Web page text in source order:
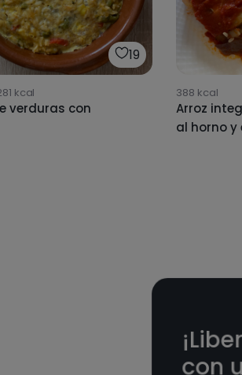
19
kcal
verduras con
388 kcal
Arroz
al horno
con